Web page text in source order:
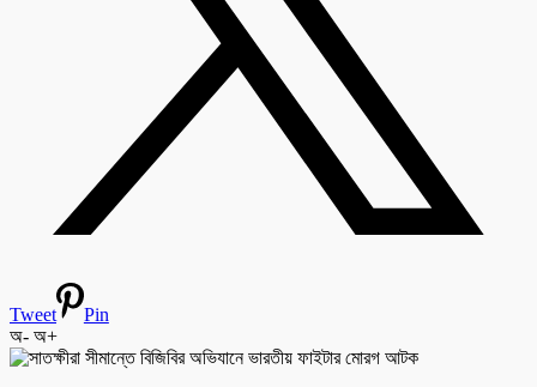
Tweet
Pin
অ- অ+